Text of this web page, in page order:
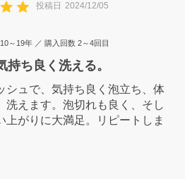
投稿日 2024/12/05
10～19年 ／ 購入回数 2～4回目
ち良く洗える。
シュで、気持ち良く泡立ち、体
洗えます。泡切れも良く、そし
上がりに大満足。リピートしま